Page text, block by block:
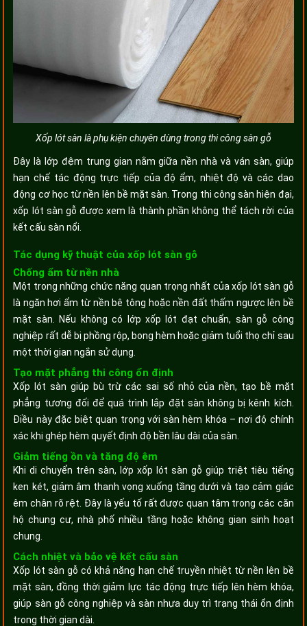
Xốp lót sàn là phụ kiện chuyên dùng trong thi công sàn gỗ
Đây là lớp đệm trung gian nằm giữa nền nhà và ván sàn, giúp
hạn chế tác động trực tiếp của độ ẩm, nhiệt độ và các dao
động cơ học từ nền lên bề mặt sàn. Trong thi công sàn hiện đại,
xốp lót sàn gỗ được xem là thành phần không thể tách rời của
kết cấu sàn nổi.
Tác dụng kỹ thuật của xốp lót sàn gỗ
Chống ẩm từ nền nhà
Một trong những chức năng quan trọng nhất của xốp lót sàn gỗ
là ngăn hơi ẩm từ nền bê tông hoặc nền đất thấm ngược lên bề
mặt sàn. Nếu không có lớp xốp lót đạt chuẩn, sàn gỗ công
nghiệp rất dễ bị phồng rộp, bong hèm hoặc giảm tuổi thọ chỉ sau
một thời gian ngắn sử dụng.
Tạo mặt phẳng thi công ổn định
Xốp lót sàn giúp bù trừ các sai số nhỏ của nền, tạo bề mặt
phẳng tương đối để quá trình lắp đặt sàn không bị kênh kích.
Điều này đặc biệt quan trọng với sàn hèm khóa – nơi độ chính
xác khi ghép hèm quyết định độ bền lâu dài của sàn.
Giảm tiếng ồn và tăng độ êm
Khi di chuyển trên sàn, lớp xốp lót sàn gỗ giúp triệt tiêu tiếng
ken két, giảm âm thanh vọng xuống tầng dưới và tạo cảm giác
êm chân rõ rệt. Đây là yếu tố rất được quan tâm trong các căn
hộ chung cư, nhà phố nhiều tầng hoặc không gian sinh hoạt
chung.
Cách nhiệt và bảo vệ kết cấu sàn
Xốp lót sàn gỗ có khả năng hạn chế truyền nhiệt từ nền lên bề
mặt sàn, đồng thời giảm lực tác động trực tiếp lên hèm khóa,
giúp sàn gỗ công nghiệp và sàn nhựa duy trì trạng thái ổn định
trong thời gian dài.